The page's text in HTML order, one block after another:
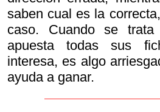
saben cual es la
caso. Cuando se
apuesta todas sus
interesa, es algo
ayuda a ganar.